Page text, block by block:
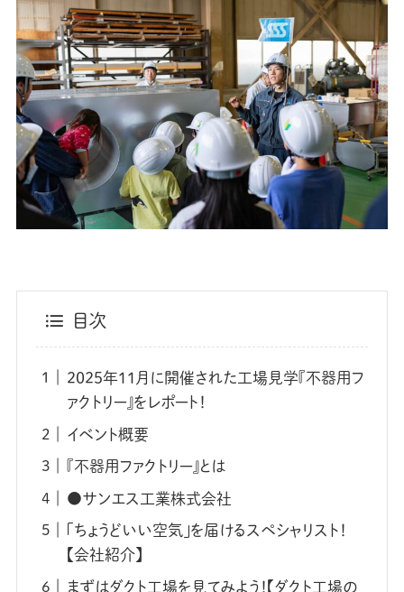
目次
2025年11月に開催された工場見学『不器用フ
ァクトリー』をレポート！
イベント概要
『不器用ファクトリー』とは
●サンエス工業株式会社
「ちょうどいい空気」を届けるスペシャリスト！
【会社紹介】
まずはダクト工場を見てみよう！【ダクト工場の